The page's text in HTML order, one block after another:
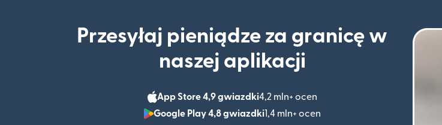
Przesyłaj pieniądze za granicę w
naszej aplikacji
App Store 4,9 gwiazdki4,2 mln+ ocen
(otwiera się w nowym oknie)
Google Play 4,8 gwiazdki1,4 mln+ ocen
(otwiera się w nowym oknie)